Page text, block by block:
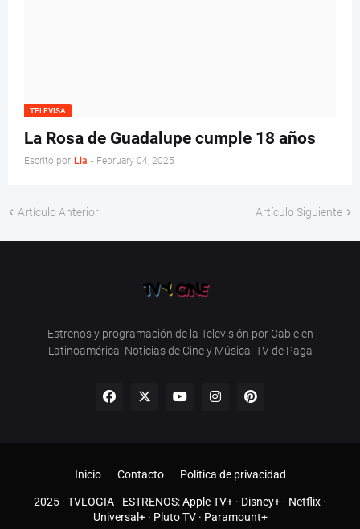
TELEVISA
La Rosa de Guadalupe cumple 18 años
Escrito por Lia - February 04, 2025
Artículo Anterior Artículo Siguiente
Estrenos y programación de la Televisión por Cable en
Latinoamérica. Noticias de Cine y Música. TV de Paga
2025 · TVLOGIA- ESTRENOS:Apple TV+ · Disney+ · Netflix ·
Universal+· Pluto TV· Paramount+
Inicio Contacto Política de privacidad